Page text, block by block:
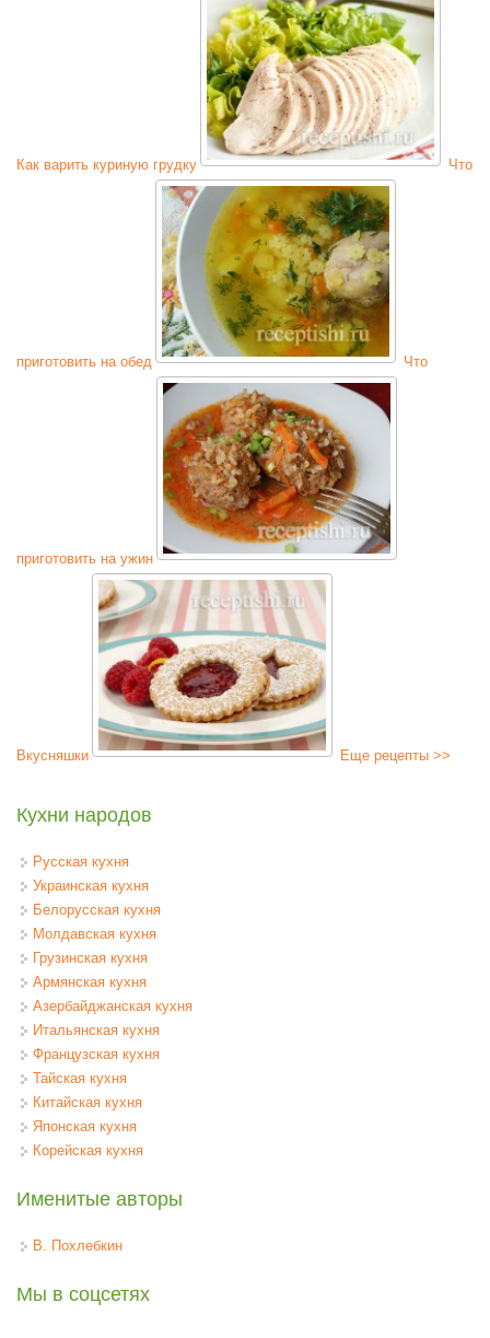
Как варить куриную грудку Что
приготовить на обед Что
приготовить на ужин
Вкусняшки Еще рецепты >>
Кухни народов
Русская кухня
Украинская кухня
Белорусская кухня
Молдавская кухня
Грузинская кухня
Армянская кухня
Азербайджанская кухня
Итальянская кухня
Французская кухня
Тайская кухня
Китайская кухня
Японская кухня
Корейская кухня
Именитые авторы
В. Похлебкин
Мы в соцсетях